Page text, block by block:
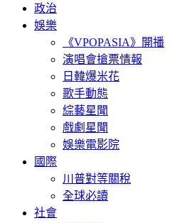
政治
娛樂
《VPOPASIA》開播
演唱會搶票情報
日韓爆米花
歌手動態
綜藝星聞
戲劇星聞
娛樂電影院
國際
川普對等關稅
全球必讀
社會